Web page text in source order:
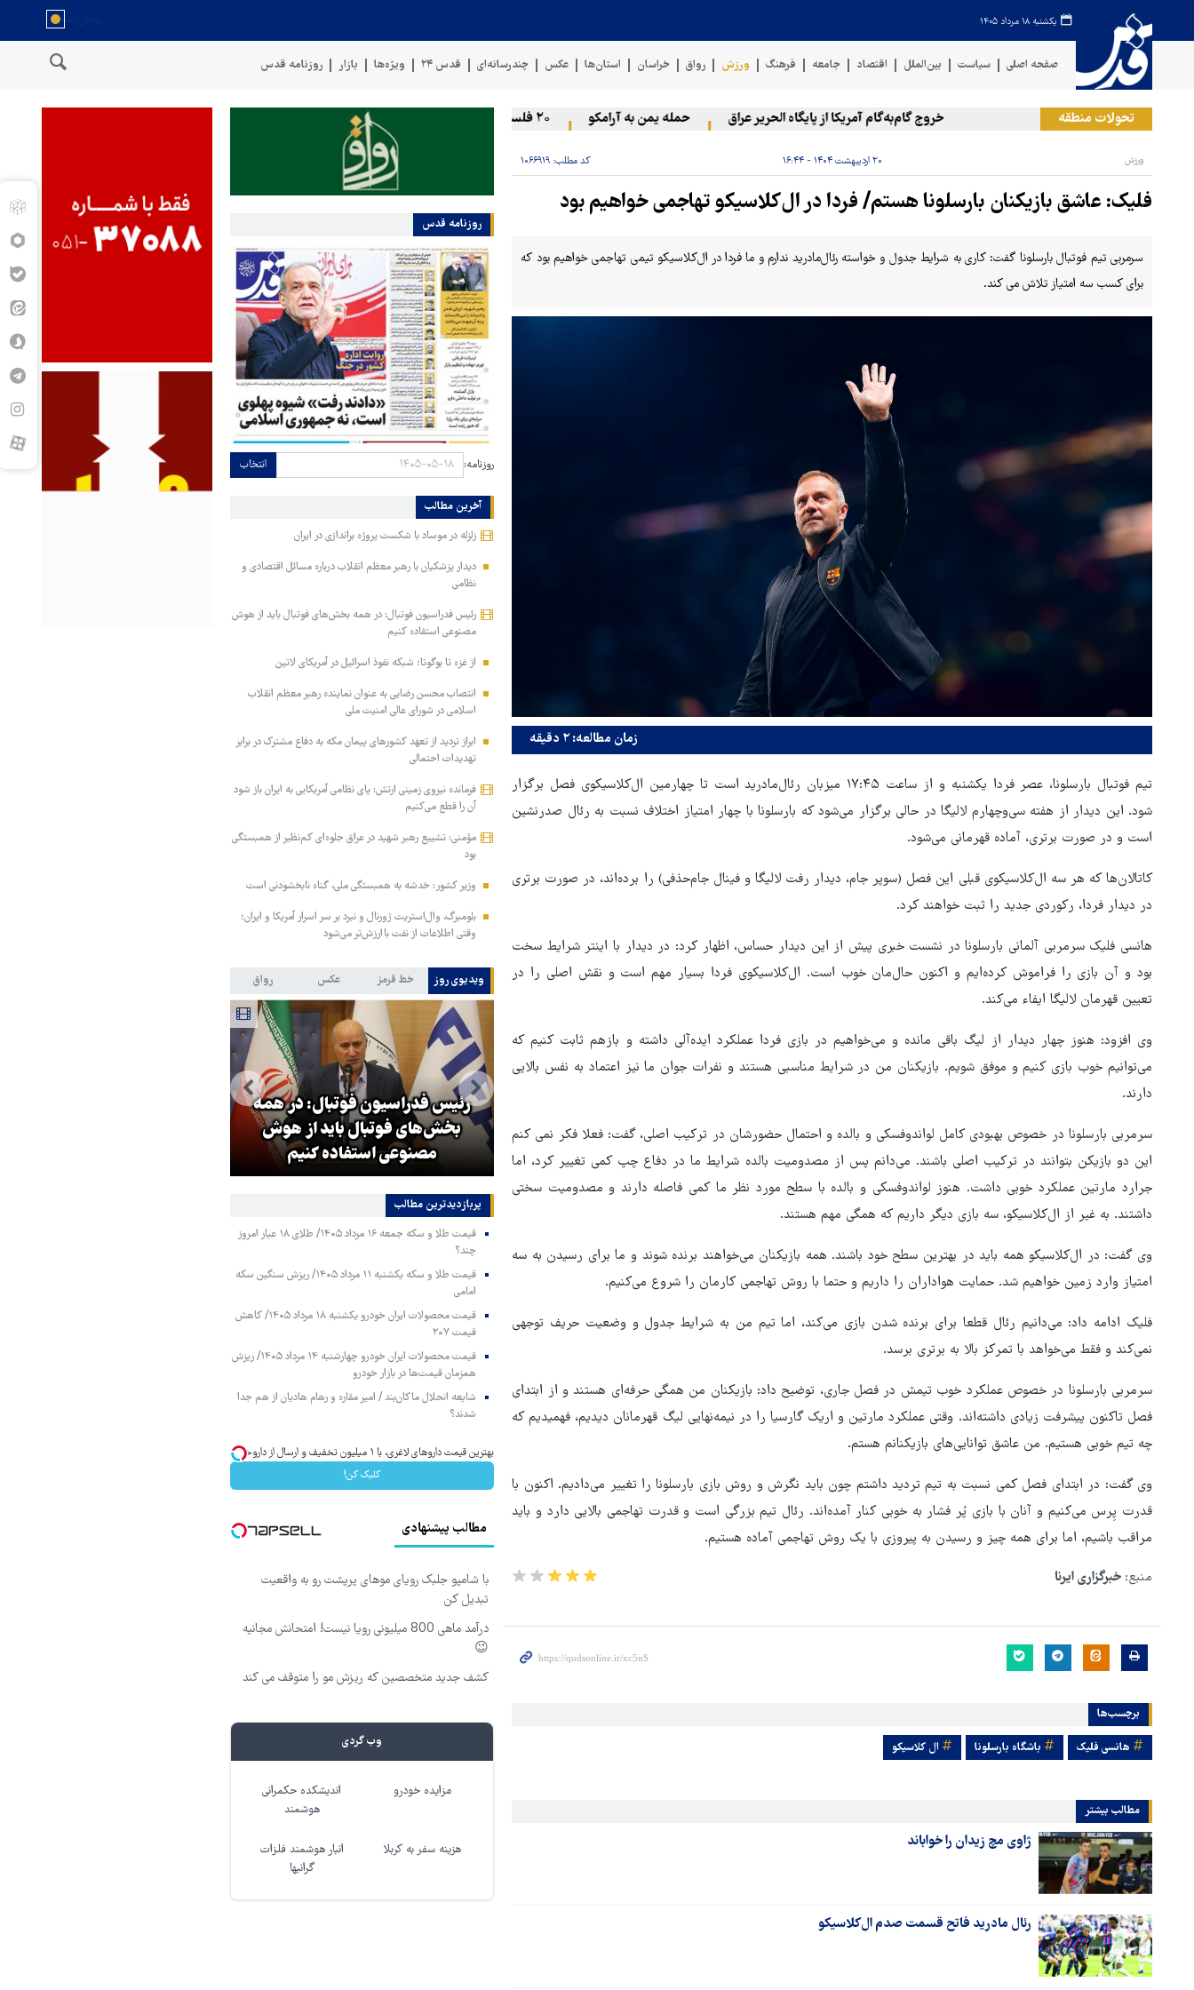
یکشنبه ۱۸ مرداد ۱۴۰۵
صفحه اصلی سیاست بین‌الملل اقتصاد جامعه فرهنگ ورزش رواق خراسان استان‌ها عکس چندرسانه‌ای قدس ۲۴ ویژه‌ها بازار روزنامه قدس
تحولات منطقه خروج گام‌به‌گام آمریکا از پایگاه الحریر عراق حمله یمن به آرامکو ۲۰ فلسطینی در حملات صهیونیست‌ها و شهرک‌نشینان در کرانه باختری زخمی شدند
ورزش ۲۰ اردیبهشت ۱۴۰۴ - ۱۶:۴۴ کد مطلب: ۱۰۶۶۹۱۹
فلیک: عاشق بازیکنان بارسلونا هستم/ فردا در ال‌کلاسیکو تهاجمی خواهیم بود
سرمربی تیم فوتبال بارسلونا گفت: کاری به شرایط جدول و خواسته رئال‌مادرید ندارم و ما فردا در ال‌کلاسیکو تیمی تهاجمی خواهیم بود که
برای کسب سه امتیاز تلاش می کند.
زمان مطالعه: ۲ دقیقه
تیم فوتبال بارسلونا، عصر فردا یکشنبه و از ساعت ۱۷:۴۵ میزبان رئال‌مادرید است تا چهارمین ال‌کلاسیکوی فصل برگزار
شود. این دیدار از هفته سی‌وچهارم لالیگا در حالی برگزار می‌شود که بارسلونا با چهار امتیاز اختلاف نسبت به رئال صدرنشین
است و در صورت برتری، آماده قهرمانی می‌شود.
کاتالان‌ها که هر سه ال‌کلاسیکوی قبلی این فصل (سوپر جام، دیدار رفت لالیگا و فینال جام‌حذفی) را برده‌اند، در صورت برتری
در دیدار فردا، رکوردی جدید را ثبت خواهند کرد.
هانسی فلیک سرمربی آلمانی بارسلونا در نشست خبری پیش از این دیدار حساس، اظهار کرد: در دیدار با اینتر شرایط سخت
بود و آن بازی را فراموش کرده‌ایم و اکنون حال‌مان خوب است. ال‌کلاسیکوی فردا بسیار مهم است و نقش اصلی را در
تعیین قهرمان لالیگا ایفاء می‌کند.
وی افزود: هنوز چهار دیدار از لیگ باقی مانده و می‌خواهیم در بازی فردا عملکرد ایده‌آلی داشته و بازهم ثابت کنیم که
می‌توانیم خوب بازی کنیم و موفق شویم. بازیکنان من در شرایط مناسبی هستند و نفرات جوان ما نیز اعتماد به نفس بالایی
دارند.
سرمربی بارسلونا در خصوص بهبودی کامل لواندوفسکی و بالده و احتمال حضورشان در ترکیب اصلی، گفت: فعلا فکر نمی کنم
این دو بازیکن بتوانند در ترکیب اصلی باشند. می‌دانم پس از مصدومیت بالده شرایط ما در دفاع چپ کمی تغییر کرد، اما
جرارد مارتین عملکرد خوبی داشت. هنوز لواندوفسکی و بالده با سطح مورد نظر ما کمی فاصله دارند و مصدومیت سختی
داشتند. به غیر از ال‌کلاسیکو، سه بازی دیگر داریم که همگی مهم هستند.
وی گفت: در ال‌کلاسیکو همه باید در بهترین سطح خود باشند. همه بازیکنان می‌خواهند برنده شوند و ما برای رسیدن به سه
امتیاز وارد زمین خواهیم شد. حمایت هواداران را داریم و حتما با روش تهاجمی کارمان را شروع می‌کنیم.
فلیک ادامه داد: می‌دانیم رئال قطعا برای برنده شدن بازی می‌کند، اما تیم من به شرایط جدول و وضعیت حریف توجهی
نمی‌کند و فقط می‌خواهد با تمرکز بالا به برتری برسد.
سرمربی بارسلونا در خصوص عملکرد خوب تیمش در فصل جاری، توضیح داد: بازیکنان من همگی حرفه‌ای هستند و از ابتدای
فصل تاکنون پیشرفت زیادی داشته‌اند. وقتی عملکرد مارتین و اریک گارسیا را در نیمه‌نهایی لیگ قهرمانان دیدیم، فهمیدیم که
چه تیم خوبی هستیم. من عاشق توانایی‌های بازیکنانم هستم.
وی گفت: در ابتدای فصل کمی نسبت به تیم تردید داشتم چون باید نگرش و روش بازی بارسلونا را تغییر می‌دادیم. اکنون با
قدرت پِرس می‌کنیم و آنان با بازی پُر فشار به خوبی کنار آمده‌اند. رئال تیم بزرگی است و قدرت تهاجمی بالایی دارد و باید
مراقب باشیم، اما برای همه چیز و رسیدن به پیروزی با یک روش تهاجمی آماده هستیم.
منبع: خبرگزاری ایرنا
برچسب‌ها
هانسی فلیک باشگاه بارسلونا ال کلاسیکو
مطالب بیشتر
ژاوی مچ زیدان را خواباند
رئال مادرید فاتح قسمت صدم ال‌کلاسیکو
روزنامه قدس
روزنامه: انتخاب
آخرین مطالب
زلزله در موساد با شکست پروژه براندازی در ایران
دیدار پزشکیان با رهبر معظم انقلاب درباره مسائل اقتصادی و
نظامی
رئیس فدراسیون فوتبال: در همه بخش‌های فوتبال باید از هوش
مصنوعی استفاده کنیم
از غزه تا بوگوتا؛ شبکه نفوذ اسرائیل در آمریکای لاتین
انتصاب محسن رضایی به عنوان نماینده رهبر معظم انقلاب
اسلامی در شورای عالی امنیت ملی
ابراز تردید از تعهد کشورهای پیمان مکه به دفاع مشترک در برابر
تهدیدات احتمالی
فرمانده نیروی زمینی ارتش: پای نظامی آمریکایی به ایران باز شود
آن را قطع می‌کنیم
مؤمنی: تشییع رهبر شهید در عراق جلوه‌ای کم‌نظیر از همبستگی
بود
وزیر کشور: خدشه به همبستگی ملی، گناه نابخشودنی است
بلومبرگ، وال‌استریت ژورنال و نبرد بر سر اسرار آمریکا و ایران؛
وقتی اطلاعات از نفت باارزش‌تر می‌شود
ویدیوی روز خط قرمز عکس رواق
نظامی آمریکایی به ایران باز شود
آن را قطع می‌کنیم
زلزله در موساد با شکست پروژه
براندازی در ایران
رئیس فدراسیون فوتبال: در همه
بخش‌های فوتبال باید از هوش
مصنوعی استفاده کنیم
پربازدیدترین‌ مطالب
قیمت طلا و سکه جمعه ۱۶ مرداد ۱۴۰۵/ طلای ۱۸ عیار امروز
چند؟
قیمت طلا و سکه یکشنبه ۱۱ مرداد ۱۴۰۵/ ریزش سنگین سکه
امامی
قیمت محصولات ایران خودرو یکشنبه ۱۸ مرداد ۱۴۰۵/ کاهش
قیمت ۲۰۷
قیمت محصولات ایران خودرو چهارشنبه ۱۴ مرداد ۱۴۰۵/ ریزش
همزمان قیمت‌ها در بازار خودرو
شایعه انحلال ماکان‌بند / امیر مقاره و رهام هادیان از هم جدا
شدند؟
بهترین قیمت داروهای لاغری، با ۱ میلیون تخفیف و ارسال از داروخانه‌
کلیک کن!
مطالب پیشنهادی
با شامپو جلبک رویای موهای پرپشت رو به واقعیت
تبدیل کن
درآمد ماهی 800 میلیونی رویا نیست! امتحانش مجانیه
😉
کشف جدید متخصصین که ریزش مو را متوقف می کند
وب گردی
مزایده خودرو
اندیشکده حکمرانی
هوشمند
هزینه سفر به کربلا
انبار هوشمند فلزات
گرانبها